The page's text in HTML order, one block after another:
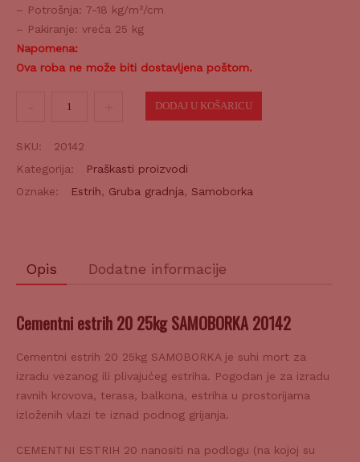
– Potrošnja: 7-18 kg/m²/cm
– Pakiranje: vreća 25 kg
Napomena:
Ova roba ne može biti dostavljena poštom.
Cementni
količina
DODAJ U KOŠARICU
SKU:
20142
Kategorija:
Praškasti proizvodi
Oznake:
Estrih, Gruba gradnja, Samoborka
Opis Dodatne informacije
Cementni estrih 20 25kg SAMOBORKA 20142
Cementni estrih 20 25kg SAMOBORKA je suhi mort za
izradu vezanog ili plivajućeg estriha. Pogodan je za izradu
ravnih krovova, terasa, balkona, estriha u prostorijama
izloženih vlazi te iznad podnog grijanja.
CEMENTNI ESTRIH 20 nanositi na podlogu (na kojoj su